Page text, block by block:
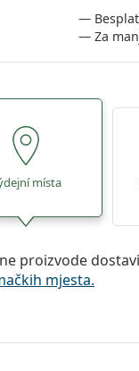
Za
místa
proizvode
mjesta.